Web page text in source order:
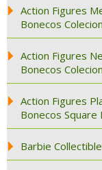
Action Figures
Bonecos
Action Figures
Bonecos
Action Figures
Bonecos Square
Barbie